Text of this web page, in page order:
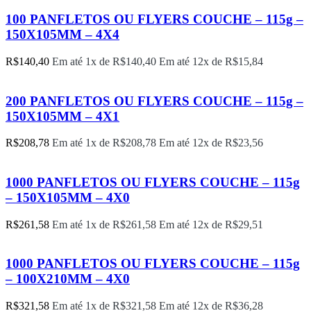
100 PANFLETOS OU FLYERS COUCHE – 115g –
150X105MM – 4X4
R$140,40 Em até 1x de R$140,40 Em até 12x de R$15,84
200 PANFLETOS OU FLYERS COUCHE – 115g –
150X105MM – 4X1
R$208,78 Em até 1x de R$208,78 Em até 12x de R$23,56
1000 PANFLETOS OU FLYERS COUCHE – 115g
– 150X105MM – 4X0
R$261,58 Em até 1x de R$261,58 Em até 12x de R$29,51
1000 PANFLETOS OU FLYERS COUCHE – 115g
– 100X210MM – 4X0
R$321,58 Em até 1x de R$321,58 Em até 12x de R$36,28